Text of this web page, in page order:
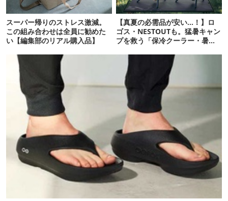
スーパー帰りのストレス激減。
この組み合わせは全員に勧めた
い【編集部のリアル購入品】
【真夏の必需品が安い…！】ロ
ゴス・NESTOUTも。猛暑キャン
プを救う「保冷クーラー・暑さ